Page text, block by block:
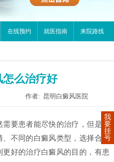
在线预约 就医指南 来院路线
怎么治疗好
作者: 昆明白癜风医院
需要患者能尽快的治疗，但是并
不同的白癜风类型，选择合适
好的治疗白癜风的目的，有患
我
要
挂
号